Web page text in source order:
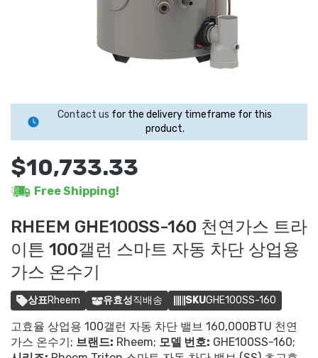
Contact us for the delivery timeframe for this
product.
$10,733.33
Free Shipping!
RHEEM GHE100SS-160 천연가스 트라
이튼 100갤런 스마트 자동 차단 상업용
가스 온수기
상표Rheem 유효성직배송 SKUGHE100SS-160
고효율 상업용 100갤런 자동 차단 밸브 160,000BTU 천연
가스 온수기; 브랜드: Rheem; 모델 번호: GHE100SS-160;